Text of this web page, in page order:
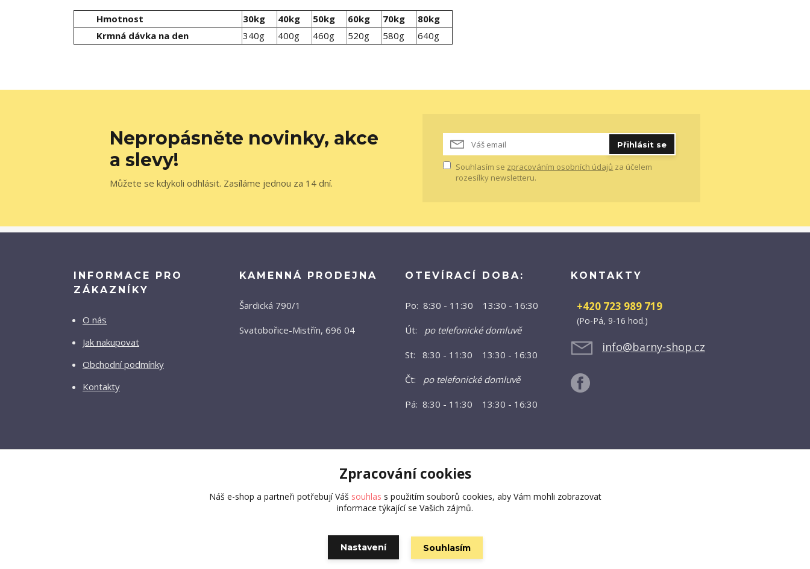
Hmotnost 30kg 40kg 50kg 60kg 70kg
80kg
Krmná dávka na den
340g 400g 460g 520g 580g 640g
Nepropásněte novinky, akce
a slevy!
Můžete se kdykoli odhlásit. Zasíláme jednou za 14 dní.
Přihlásit se
Souhlasím se zpracováním osobních údajů za účelem
rozesílky newsletteru.
INFORMACE PRO
ZÁKAZNÍKY
O nás
Jak nakupovat
Obchodní podmínky
Kontakty
KAMENNÁ PRODEJNA
Šardická 790/1
Svatobořice-Mistřín, 696 04
OTEVÍRACÍ DOBA:
Po: 8:30 - 11:30 13:30 - 16:30
Út: po telefonické domluvě
St: 8:30 - 11:30 13:30 - 16:30
Čt: po telefonické domluvě
Pá: 8:30 - 11:30 13:30 - 16:30
KONTAKTY
+420 723 989 719
(Po-Pá, 9-16 hod.)
info@barny-shop.cz
Vytvořeno na Eshop-rychle.cz
Zpracování cookies
Náš e-shop a partneři potřebují Váš souhlas s použitím souborů cookies, aby Vám mohli zobrazovat
informace týkající se Vašich zájmů.
Nastavení Souhlasím